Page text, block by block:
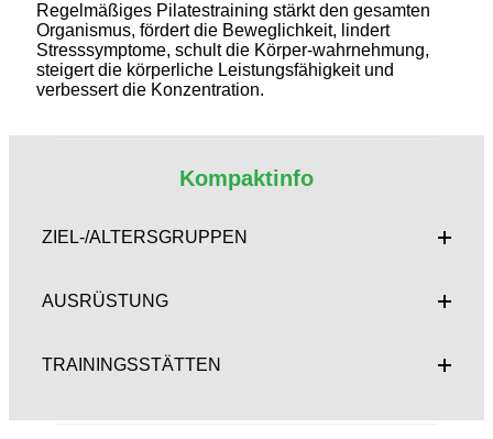
Regelmäßiges Pilatestraining stärkt den gesamten
Organismus, fördert die Beweglichkeit, lindert
Stresssymptome, schult die Körper-wahrnehmung,
steigert die körperliche Leistungsfähigkeit und
verbessert die Konzentration.
Kompaktinfo
ZIEL-/ALTERSGRUPPEN
AUSRÜSTUNG
TRAININGSSTÄTTEN